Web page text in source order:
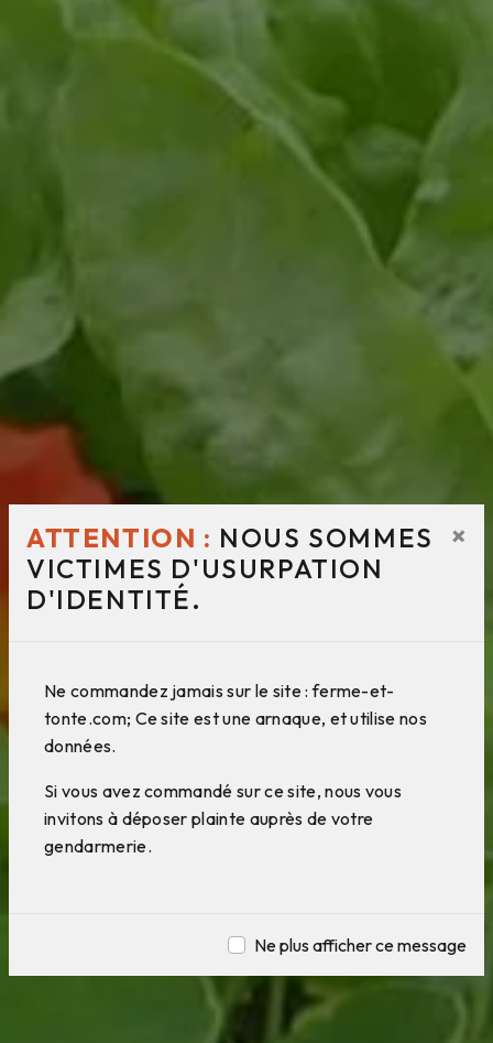
ATTENTION : NOUS SOMMES
VICTIMES D'USURPATION
D'IDENTITÉ.
×
Ne commandez jamais sur le site : ferme-et-
tonte.com; Ce site est une arnaque, et utilise nos
données.
Si vous avez commandé sur ce site, nous vous
invitons à déposer plainte auprès de votre
gendarmerie.
Ne plus afficher ce message